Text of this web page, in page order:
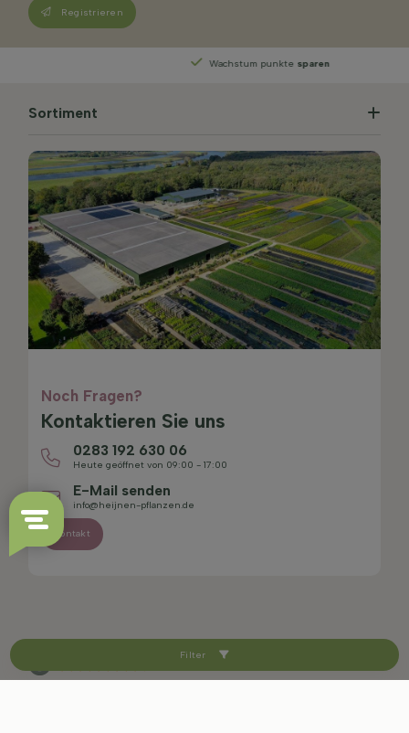
Filter
Registrieren
Wachstum punktesparen
Sortiment
Noch Fragen?
Kontaktieren Sie uns
0283 192 630 06
Heute geöffnet von 09:00 - 17:00
E-Mail senden
info@heijnen-pflanzen.de
Kontakt
4.4/5